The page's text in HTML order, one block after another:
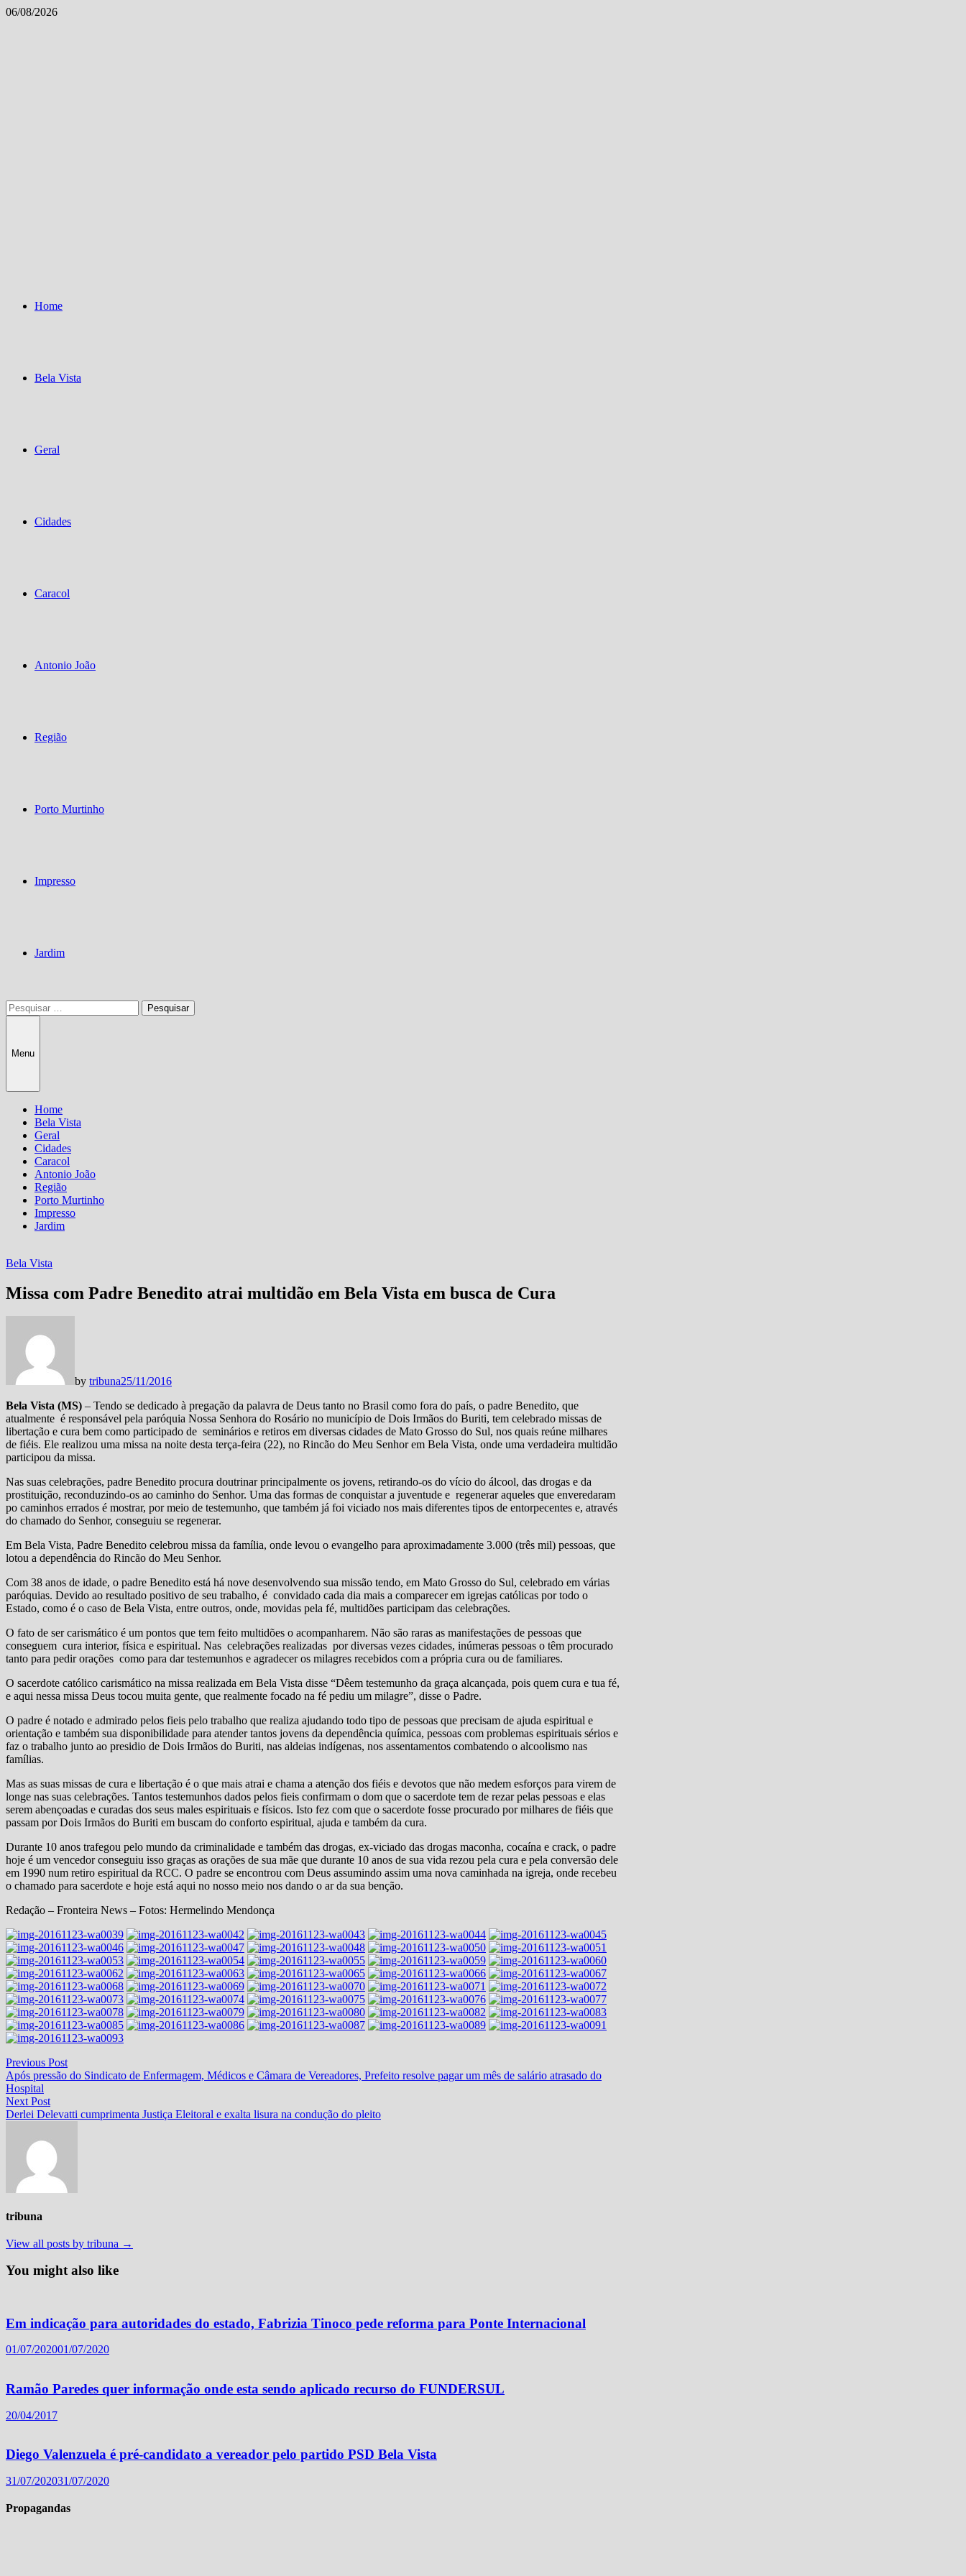
Skip
06/08/2026
Home
Bela Vista
Geral
Cidades
Caracol
Antonio João
Região
Porto Murtinho
Impresso
Jardim
Pesquisar
por:
Menu
Home
Bela Vista
Geral
Cidades
Caracol
Antonio João
Região
Porto Murtinho
Impresso
Jardim
Bela Vista
Missa com Padre Benedito atrai multidão em Bela Vista em busca de Cura
by tribuna25/11/2016
Bela Vista (MS) – Tendo se dedicado à pregação da palavra de Deus tanto no Brasil como fora do país, o padre Benedito, que
atualmente é responsável pela paróquia Nossa Senhora do Rosário no município de Dois Irmãos do Buriti, tem celebrado missas de
libertação e cura bem como participado de seminários e retiros em diversas cidades de Mato Grosso do Sul, nos quais reúne milhares
de fiéis. Ele realizou uma missa na noite desta terça-feira (22), no Rincão do Meu Senhor em Bela Vista, onde uma verdadeira multidão
participou da missa.
Nas suas celebrações, padre Benedito procura doutrinar principalmente os jovens, retirando-os do vício do álcool, das drogas e da
prostituição, reconduzindo-os ao caminho do Senhor. Uma das formas de conquistar a juventude e regenerar aqueles que enveredaram
po caminhos errados é mostrar, por meio de testemunho, que também já foi viciado nos mais diferentes tipos de entorpecentes e, através
do chamado do Senhor, conseguiu se regenerar.
Em Bela Vista, Padre Benedito celebrou missa da família, onde levou o evangelho para aproximadamente 3.000 (três mil) pessoas, que
lotou a dependência do Rincão do Meu Senhor.
Com 38 anos de idade, o padre Benedito está há nove desenvolvendo sua missão tendo, em Mato Grosso do Sul, celebrado em várias
paróquias. Devido ao resultado positivo de seu trabalho, é convidado cada dia mais a comparecer em igrejas católicas por todo o
Estado, como é o caso de Bela Vista, entre outros, onde, movidas pela fé, multidões participam das celebrações.
O fato de ser carismático é um pontos que tem feito multidões o acompanharem. Não são raras as manifestações de pessoas que
conseguem cura interior, física e espiritual. Nas celebrações realizadas por diversas vezes cidades, inúmeras pessoas o têm procurado
tanto para pedir orações como para dar testemunhos e agradecer os milagres recebidos com a própria cura ou de familiares.
O sacerdote católico carismático na missa realizada em Bela Vista disse “Dêem testemunho da graça alcançada, pois quem cura e tua fé,
e aqui nessa missa Deus tocou muita gente, que realmente focado na fé pediu um milagre”, disse o Padre.
O padre é notado e admirado pelos fieis pelo trabalho que realiza ajudando todo tipo de pessoas que precisam de ajuda espiritual e
orientação e também sua disponibilidade para atender tantos jovens da dependência química, pessoas com problemas espirituais sérios e
faz o trabalho junto ao presidio de Dois Irmãos do Buriti, nas aldeias indígenas, nos assentamentos combatendo o alcoolismo nas
famílias.
Mas as suas missas de cura e libertação é o que mais atrai e chama a atenção dos fiéis e devotos que não medem esforços para virem de
longe nas suas celebrações. Tantos testemunhos dados pelos fieis confirmam o dom que o sacerdote tem de rezar pelas pessoas e elas
serem abençoadas e curadas dos seus males espirituais e físicos. Isto fez com que o sacerdote fosse procurado por milhares de fiéis que
passam por Dois Irmãos do Buriti em buscam do conforto espiritual, ajuda e também da cura.
Durante 10 anos trafegou pelo mundo da criminalidade e também das drogas, ex-viciado das drogas maconha, cocaína e crack, o padre
hoje é um vencedor conseguiu isso graças as orações de sua mãe que durante 10 anos de sua vida rezou pela cura e pela conversão dele
em 1990 num retiro espiritual da RCC. O padre se encontrou com Deus assumindo assim uma nova caminhada na igreja, onde recebeu
o chamado para sacerdote e hoje está aqui no nosso meio nos dando o ar da sua benção.
Redação – Fronteira News – Fotos: Hermelindo Mendonça
Navegação
de
Post
Previous PostPrevious
post:
Após pressão do Sindicato de Enfermagem, Médicos e Câmara de Vereadores, Prefeito resolve pagar um mês de salário atrasado do
Hospital
Next PostNext
post:
Derlei Delevatti cumprimenta Justiça Eleitoral e exalta lisura na condução do pleito
tribuna
View all posts by tribuna →
You might also like
Em indicação para autoridades do estado, Fabrizia Tinoco pede reforma para Ponte Internacional
01/07/202001/07/2020
Ramão Paredes quer informação onde esta sendo aplicado recurso do FUNDERSUL
20/04/2017
Diego Valenzuela é pré-candidato a vereador pelo partido PSD Bela Vista
31/07/202031/07/2020
Propagandas